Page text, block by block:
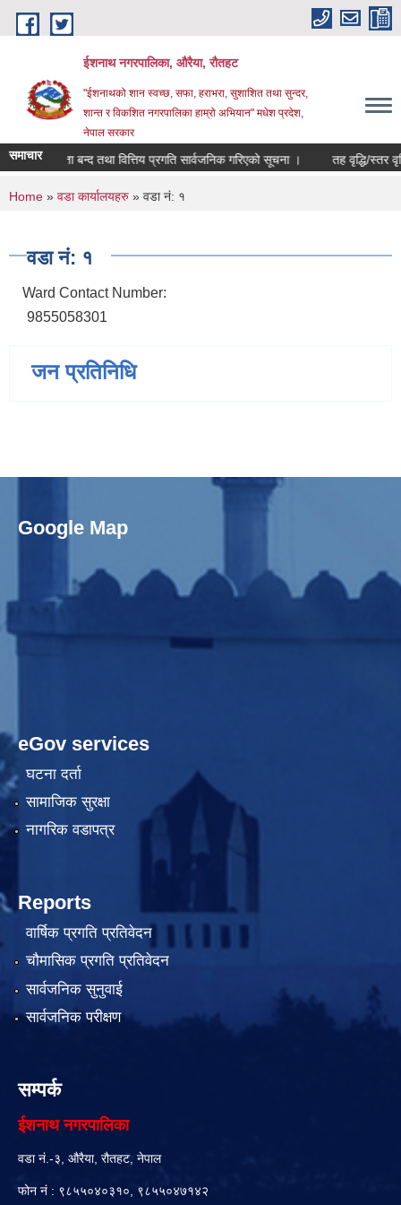
Skip to main content
ईशनाथ नगरपालिका, औरैया, रौतहट
"ईशनाथको शान स्वच्छ, सफा, हराभरा, सुशाशित तथा सुन्दर,
शान्त र विकशित नगरपालिका हाम्रो अभियान" मधेश प्रदेश,
नेपाल सरकार
समाचार
को खाता बन्द तथा वित्तिय प्रगति सार्वजनिक गरिएको सूचना । तह वृद्धि/स्तर
You are here
Home » वडा कार्यालयहरु » वडा नं: १
वडा नं: १
Ward Contact Number:
9855058301
जन प्रतिनिधि
Google Map
eGov services
घटना दर्ता
सामाजिक सुरक्षा
नागरिक वडापत्र
Reports
वार्षिक प्रगति प्रतिवेदन
चौमासिक प्रगति प्रतिवेदन
सार्वजनिक सुनुवाई
सार्वजनिक परीक्षण
सम्पर्क
ईशनाथ नगरपालिका
वडा नं.-३, औरैया, रौतहट, नेपाल
फोन नं : ९८५५०४०३१०, ९८५५०४७१४२